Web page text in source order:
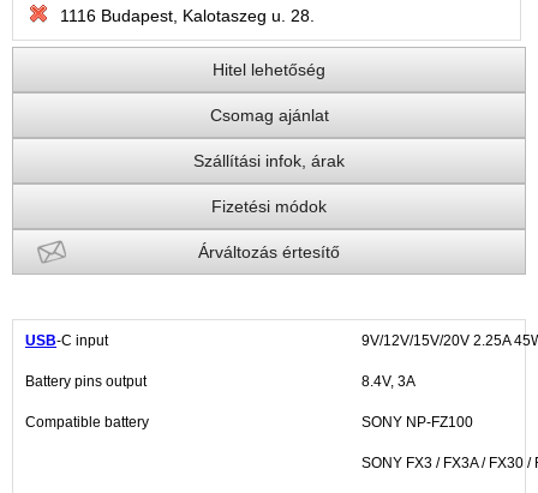
1116 Budapest, Kalotaszeg u. 28.
Hitel lehetőség
Csomag ajánlat
Szállítási infok, árak
Fizetési módok
Árváltozás értesítő
USB-C input 9V/12V/15V/20V 2.25A
Battery pins output 8.4V, 3A
Compatible battery SONY NP-FZ100
SONY FX3 / FX3A / FX30 /